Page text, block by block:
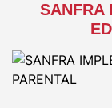
SANFRA